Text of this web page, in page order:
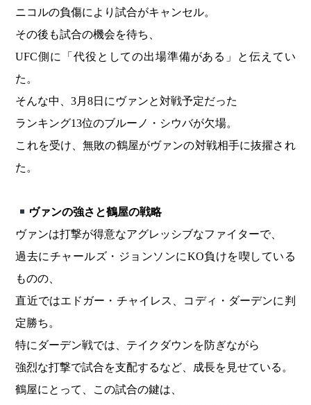
ニコルの負傷により試合がキャンセル。
その後も試合の機会を待ち、
UFC側に「代役としての出場準備がある」と伝えてい
た。
そんな中、3月8日にヴァンと対戦予定だった
ランキング13位のブルーノ・シウバが欠場。
これを受け、無敗の鶴屋がヴァンの対戦相手に抜擢され
た。
ヴァンの強さと鶴屋の戦略
ヴァンは打撃が得意なアグレッシブなファイターで、
過去にチャールズ・ジョンソンにKO負けを喫している
ものの、
直近ではエドガー・チャイレス、コディ・ダーデンに判
定勝ち。
特にダーデン戦では、テイクダウンを防ぎながら
強烈な打撃で試合を支配するなど、成長を見せている。
鶴屋にとって、この試合の鍵は、